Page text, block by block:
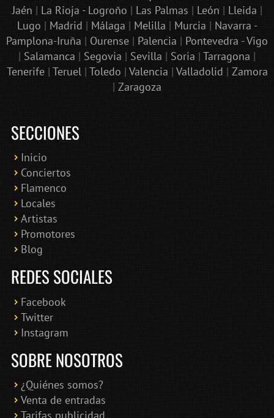
Jaén | La Rioja - Logroño | Las Palmas | León | Lleida |
Lugo | Madrid | Málaga | Melilla | Murcia | Navarra -
Pamplona-Iruña | Ourense | Palencia | Pontevedra - Vigo
| Salamanca | Segovia | Sevilla | Soria | Tarragona |
Tenerife| Teruel | Toledo | Valencia | Valladolid | Zamora
| Zaragoza
SECCIONES
Inicio
Conciertos
Flamenco
Locales
Artistas
Promotores
Blog
REDES SOCIALES
Facebook
Twitter
Instagram
SOBRE NOSOTROS
¿Quiénes somos?
Venta de entradas